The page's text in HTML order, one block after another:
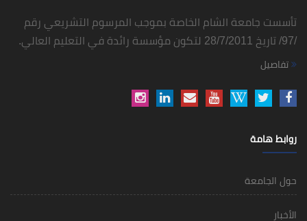
تأسست جامعة الشام الخاصة بموجب المرسوم التشريعي رقم
/97/ تاريخ 28/7/2011 لتكون مؤسسة رائدة في التعليم العالي.
تفاصيل
روابط هامة
حول الجامعة
الأخبار